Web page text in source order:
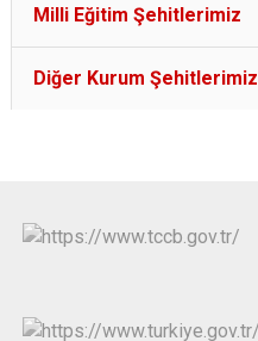
Milli Eğitim Şehitlerimiz
Diğer Kurum Şehitlerimiz